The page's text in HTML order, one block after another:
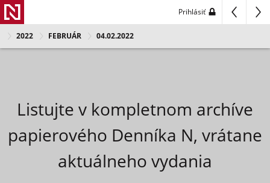
Prihlásiť
2022 FEBRUÁR 04.02.2022
Listujte v kompletnom archíve
papierového Denníka N, vrátane
aktuálneho vydania